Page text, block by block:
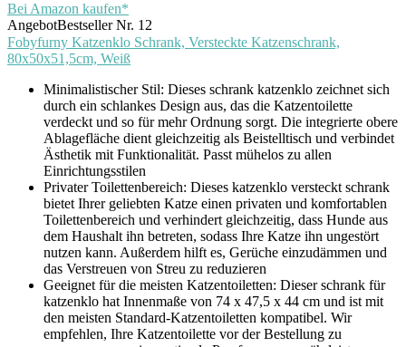
Bei Amazon kaufen*
AngebotBestseller Nr. 12
Fobyfurny Katzenklo Schrank, Versteckte Katzenschrank,
80x50x51,5cm, Weiß
Minimalistischer Stil: Dieses schrank katzenklo zeichnet sich
durch ein schlankes Design aus, das die Katzentoilette
verdeckt und so für mehr Ordnung sorgt. Die integrierte obere
Ablagefläche dient gleichzeitig als Beistelltisch und verbindet
Ästhetik mit Funktionalität. Passt mühelos zu allen
Einrichtungsstilen
Privater Toilettenbereich: Dieses katzenklo versteckt schrank
bietet Ihrer geliebten Katze einen privaten und komfortablen
Toilettenbereich und verhindert gleichzeitig, dass Hunde aus
dem Haushalt ihn betreten, sodass Ihre Katze ihn ungestört
nutzen kann. Außerdem hilft es, Gerüche einzudämmen und
das Verstreuen von Streu zu reduzieren
Geeignet für die meisten Katzentoiletten: Dieser schrank für
katzenklo hat Innenmaße von 74 x 47,5 x 44 cm und ist mit
den meisten Standard-Katzentoiletten kompatibel. Wir
empfehlen, Ihre Katzentoilette vor der Bestellung zu